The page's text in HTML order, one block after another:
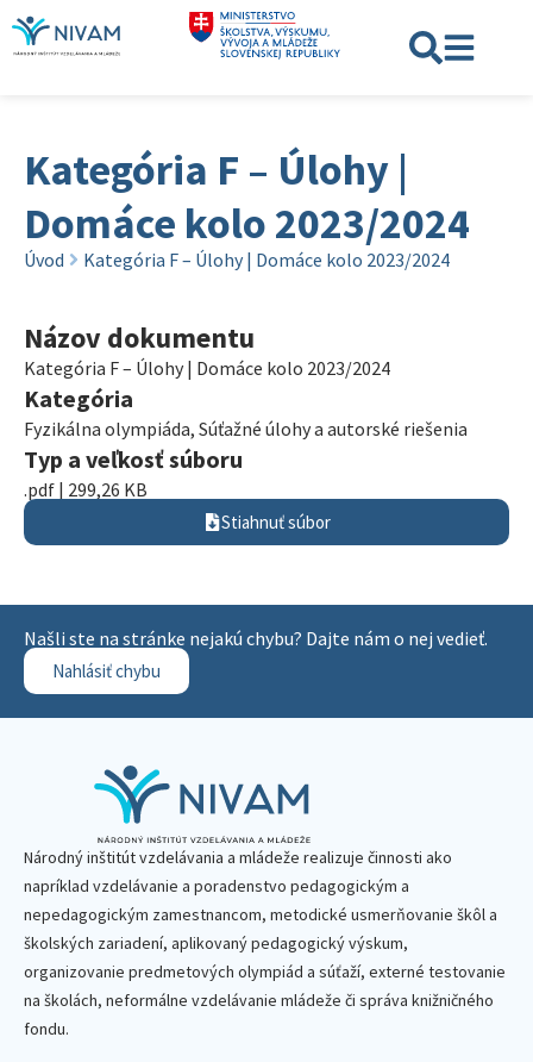
Kategória F – Úlohy |
Domáce kolo 2023/2024
Úvod Kategória F – Úlohy | Domáce kolo 2023/2024
Názov dokumentu
Kategória F – Úlohy | Domáce kolo 2023/2024
Kategória
Fyzikálna olympiáda, Súťažné úlohy a autorské riešenia
Typ a veľkosť súboru
.pdf | 299,26 KB
Stiahnuť súbor
Našli ste na stránke nejakú chybu? Dajte nám o nej vedieť.
Nahlásiť chybu
Národný inštitút vzdelávania a mládeže realizuje činnosti ako
napríklad vzdelávanie a poradenstvo pedagogickým a
nepedagogickým zamestnancom, metodické usmerňovanie škôl a
školských zariadení, aplikovaný pedagogický výskum,
organizovanie predmetových olympiád a súťaží, externé testovanie
na školách, neformálne vzdelávanie mládeže či správa knižničného
fondu.